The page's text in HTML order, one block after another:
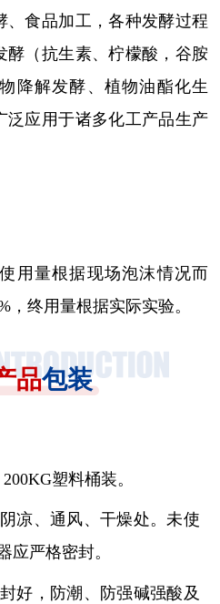
、食品加工，各种发酵过程
酵（抗生素、柠檬酸，谷胺
降解发酵、植物油酯化生
泛应用于诸多化工产品生产
用量根据现场泡沫情况而
，终用量根据实际实验。
品包装
塑料桶装。
凉、通风、干燥处。未使
应严格密封。
好，防潮、防强碱强酸及